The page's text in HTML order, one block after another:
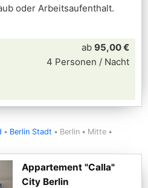
oder Arbeitsaufenthalt.
ab 95,00 €
4 Personen / Nacht
Berlin Stadt Berlin
Mitte
Appartement "Calla"
City Berlin